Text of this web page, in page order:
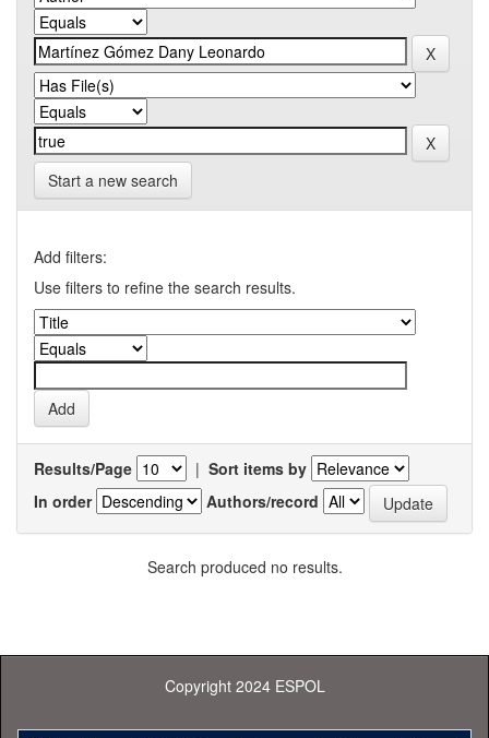
Start a new search
Add filters:
Use filters to refine the search results.
Results/Page | Sort items by
In order
Authors/record
Search produced no results.
Copyright 2024 ESPOL